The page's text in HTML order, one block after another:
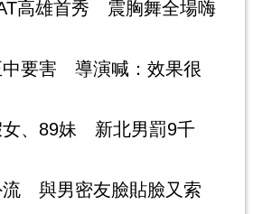
高雄首秀 震胸舞全場嗨
中要害 導演喊：效果很
女、89妹 新北男罰9千
流 與男密友臉貼臉又索